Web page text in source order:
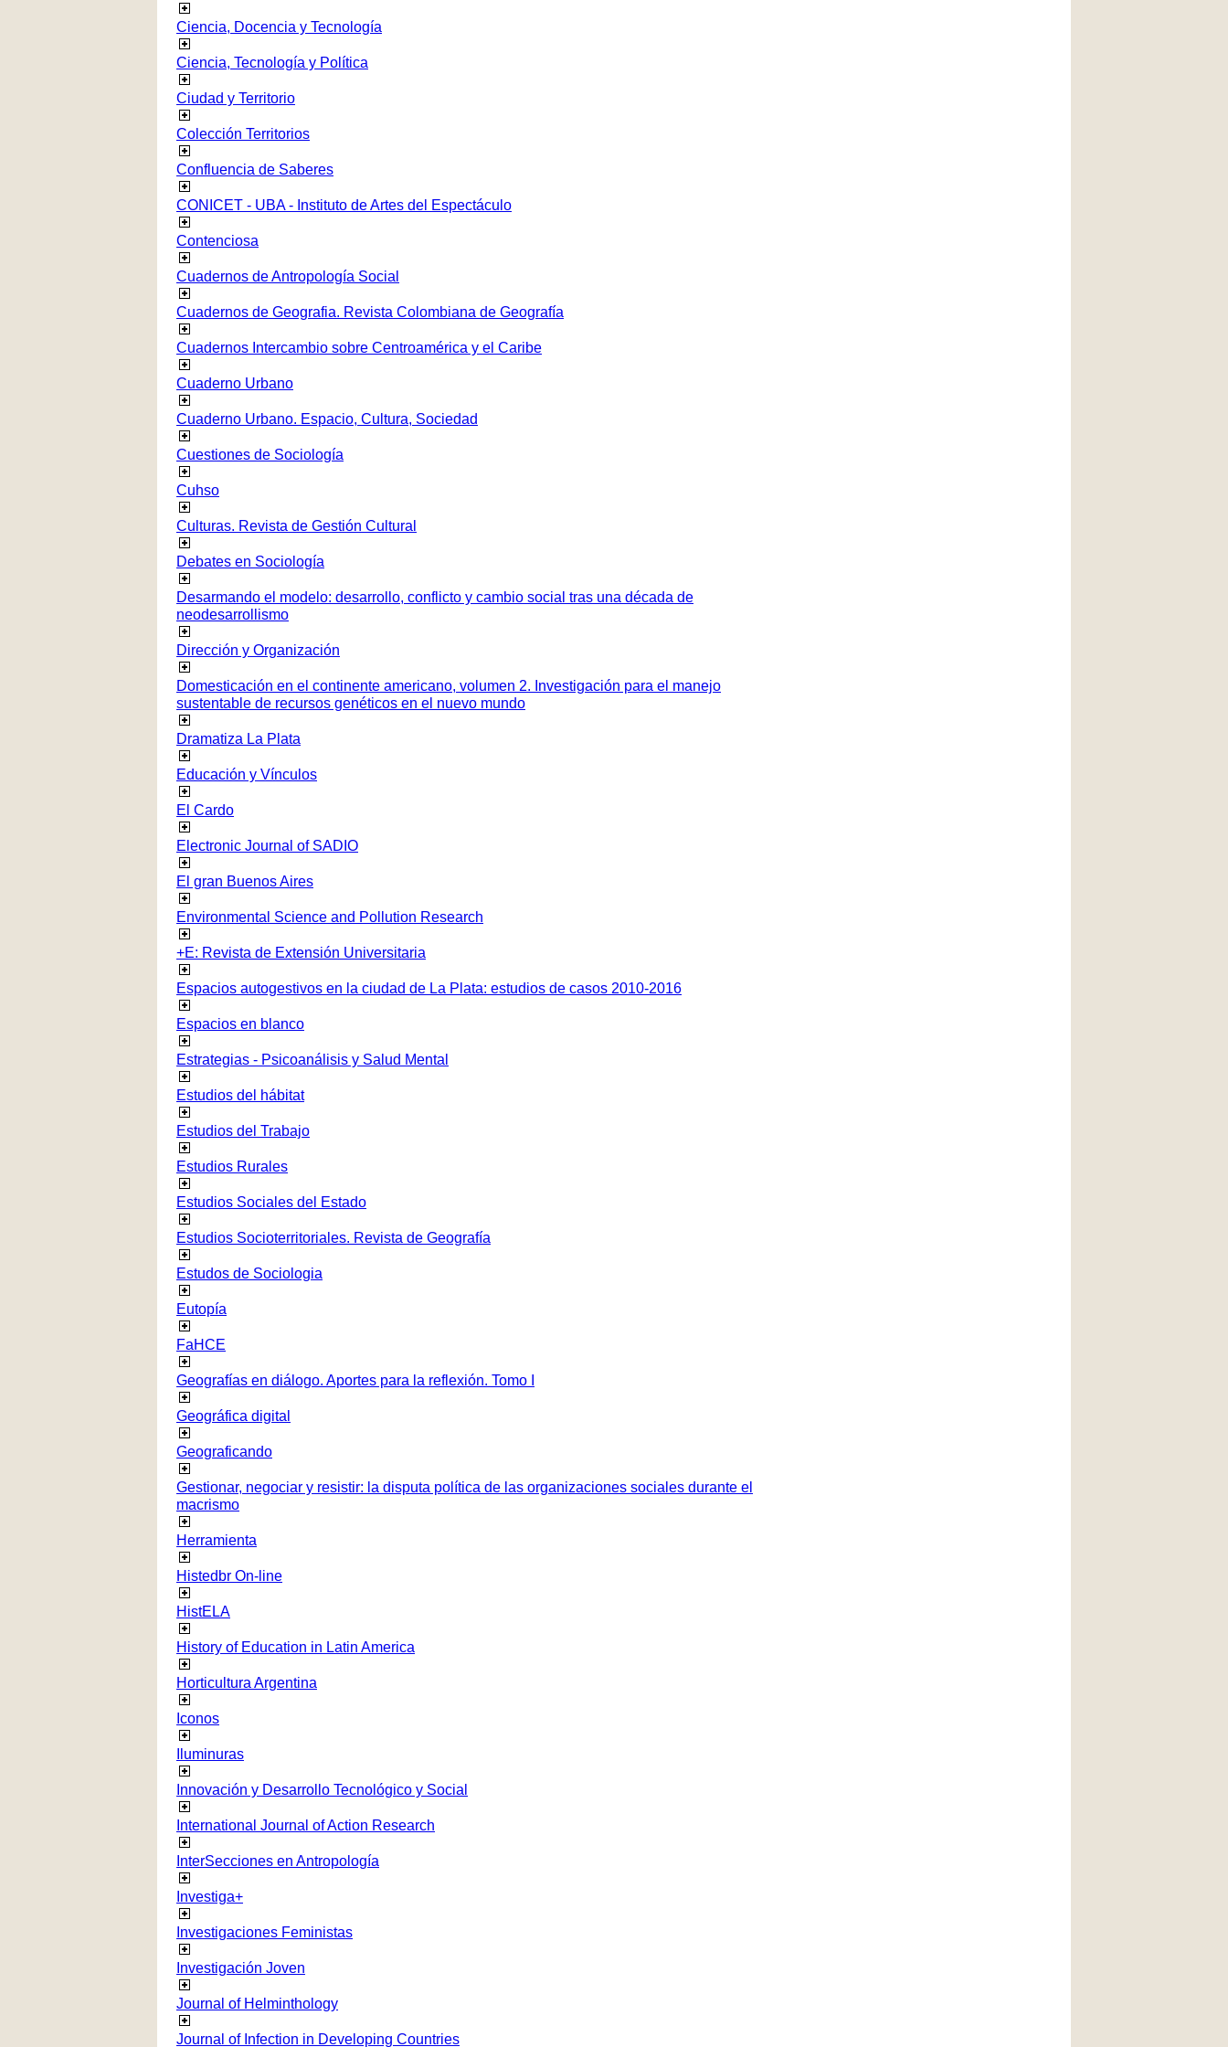
Ciencia, Docencia y Tecnología
Ciencia, Tecnología y Política
Ciudad y Territorio
Colección Territorios
Confluencia de Saberes
CONICET - UBA - Instituto de Artes del Espectáculo
Contenciosa
Cuadernos de Antropología Social
Cuadernos de Geografia. Revista Colombiana de Geografía
Cuadernos Intercambio sobre Centroamérica y el Caribe
Cuaderno Urbano
Cuaderno Urbano. Espacio, Cultura, Sociedad
Cuestiones de Sociología
Cuhso
Culturas. Revista de Gestión Cultural
Debates en Sociología
Desarmando el modelo: desarrollo, conflicto y cambio social tras una década de
neodesarrollismo
Dirección y Organización
Domesticación en el continente americano, volumen 2. Investigación para el manejo
sustentable de recursos genéticos en el nuevo mundo
Dramatiza La Plata
Educación y Vínculos
El Cardo
Electronic Journal of SADIO
El gran Buenos Aires
Environmental Science and Pollution Research
+E: Revista de Extensión Universitaria
Espacios autogestivos en la ciudad de La Plata: estudios de casos 2010-2016
Espacios en blanco
Estrategias - Psicoanálisis y Salud Mental
Estudios del hábitat
Estudios del Trabajo
Estudios Rurales
Estudios Sociales del Estado
Estudios Socioterritoriales. Revista de Geografía
Estudos de Sociologia
Eutopía
FaHCE
Geografías en diálogo. Aportes para la reflexión. Tomo I
Geográfica digital
Geograficando
Gestionar, negociar y resistir: la disputa política de las organizaciones sociales durante el
macrismo
Herramienta
Histedbr On-line
HistELA
History of Education in Latin America
Horticultura Argentina
Iconos
Iluminuras
Innovación y Desarrollo Tecnológico y Social
International Journal of Action Research
InterSecciones en Antropología
Investiga+
Investigaciones Feministas
Investigación Joven
Journal of Helminthology
Journal of Infection in Developing Countries